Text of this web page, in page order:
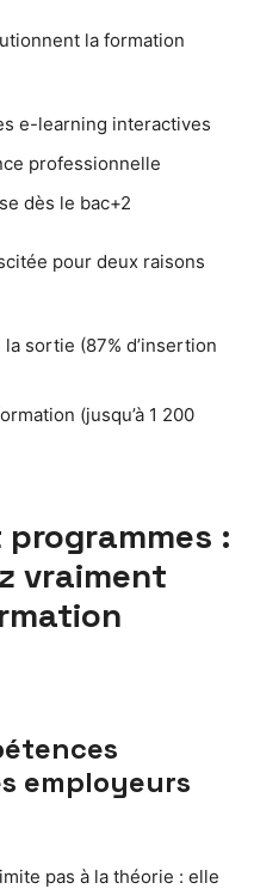
la formation
e-learning interactives
professionnelle
dès le bac+2
pour deux raisons
sortie (87% d’insertion
(jusqu’à 1 200
:
vraiment
employeurs
pas à la théorie : elle